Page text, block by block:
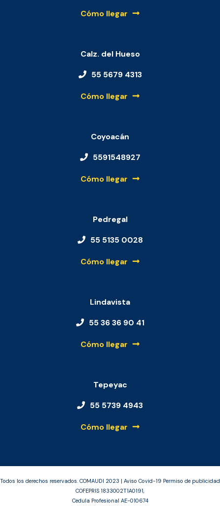
Cómo llegar
Calz. del Hueso
55 5679 4313
Cómo llegar
Coyoacán
5591548927
Cómo llegar
Pedregal
55 5135 0028
Cómo llegar
Lindavista
55 36 36 90 41
Cómo llegar
Tepeyac
55 5739 4943
Cómo llegar
Todos los derechos reservados. COMAUDI 2023 | Aviso Covid-19 Permiso de publicidad
COFEPRIS 1833002T1A0191,
Cedula Profesional AE-010674